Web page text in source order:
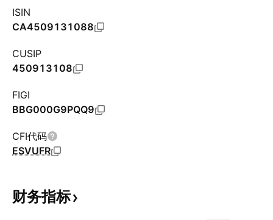
ISIN
CA4509131088
CUSIP
450913108
FIGI
BBG000G9PQQ9
CFI代码
ESVUFR
财务指标